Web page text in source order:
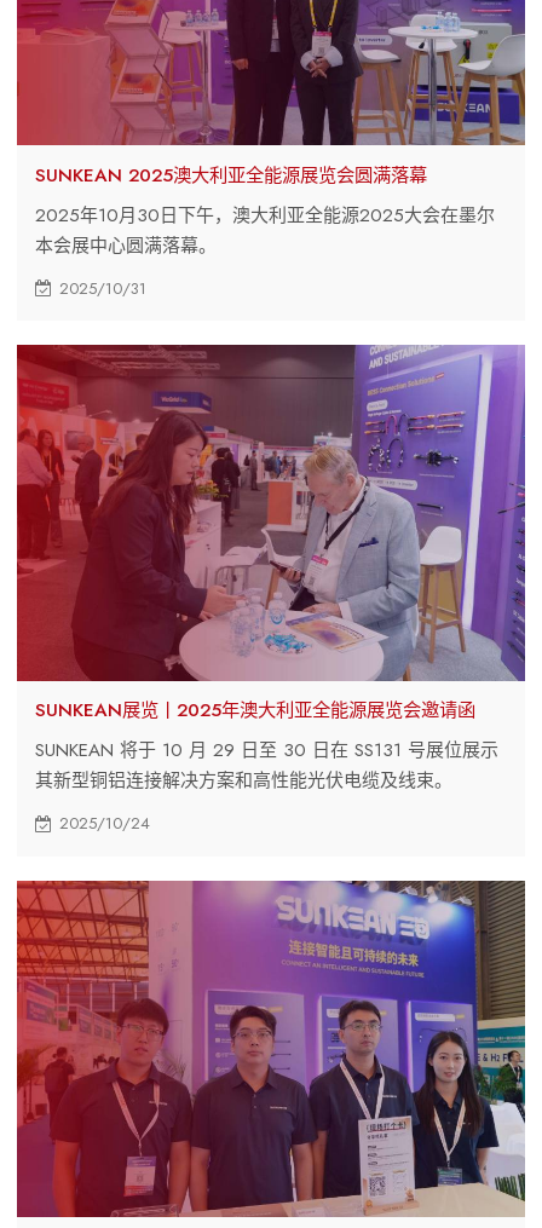
SUNKEAN 2025澳大利亚全能源展览会圆满落幕
2025年10月30日下午，澳大利亚全能源2025大会在墨尔
本会展中心圆满落幕。
2025/10/31
SUNKEAN展览丨2025年澳大利亚全能源展览会邀请函
SUNKEAN 将于 10 月 29 日至 30 日在 SS131 号展位展示
其新型铜铝连接解决方案和高性能光伏电缆及线束。
2025/10/24